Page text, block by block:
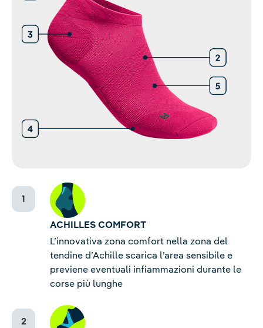
ACHILLES COMFORT
L’innovativa zona comfort nella zona del
tendine d’Achille scarica l’area sensibile e
previene eventuali infiammazioni durante le
corse più lunghe